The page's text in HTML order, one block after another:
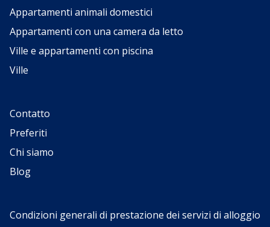
Appartamenti animali domestici
Appartamenti con una camera da letto
Ville e appartamenti con piscina
Ville
Contatto
Preferiti
Chi siamo
Blog
Condizioni generali di prestazione dei servizi di alloggio